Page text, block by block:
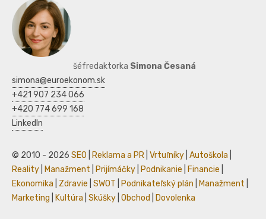
šéfredaktorka Simona Česaná
simona@euroekonom.sk
+421 907 234 066
+420 774 699 168
LinkedIn
© 2010 - 2026 SEO Reklama a PR Vrtuľníky Autoškola
Reality
Manažment Prijímáčky Podnikanie Financie
Ekonomika
Zdravie SWOT Podnikateľský plán Manažment
Marketing
Kultúra Skúšky Obchod Dovolenka